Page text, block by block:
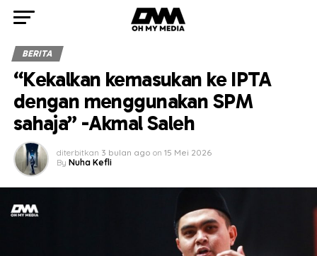
BERITA
“Kekalkan kemasukan ke IPTA
dengan menggunakan SPM
sahaja” -Akmal Saleh
diterbitkan 3 bulan ago on 15 Mei 2026
By Nuha Kefli